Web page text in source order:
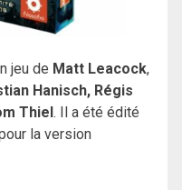
jeu de Matt Leacock,
Hanisch, Régis
Thiel . Il a été édité
la version